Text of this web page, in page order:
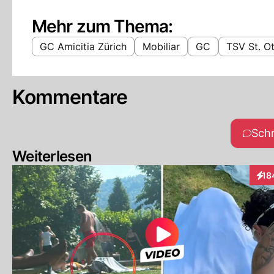
Mehr zum Thema:
GC Amicitia Zürich Mobiliar GC TSV St.
Kommentare
Weiterlesen